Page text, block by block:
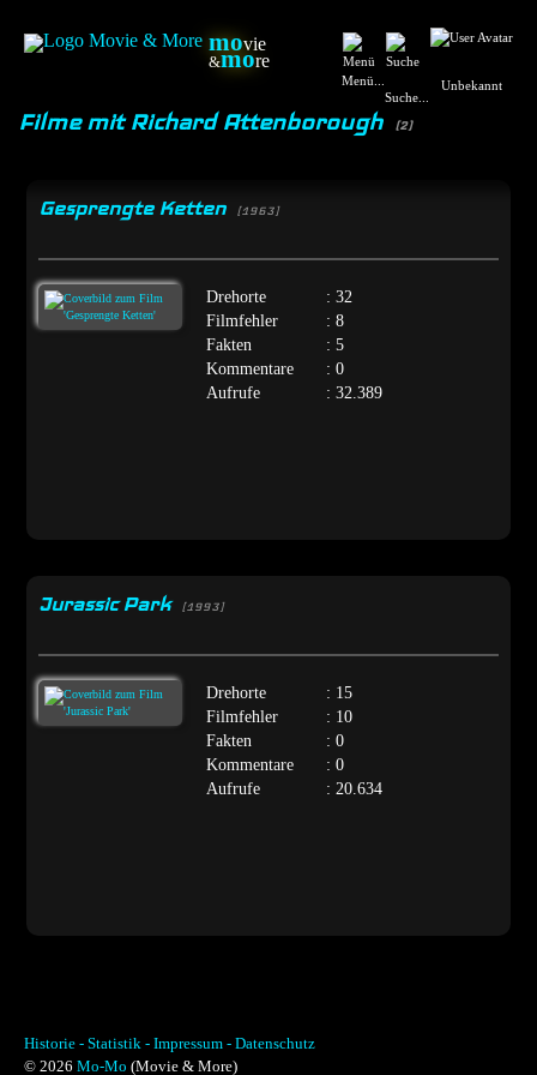
movie
&more
Menü...
Suche...
Unbekannt
Filme mit Richard Attenborough (2)
Gesprengte Ketten [1963]
Drehorte
: 32
Filmfehler
: 8
Fakten
: 5
Kommentare
: 0
Aufrufe
: 32.389
Jurassic Park [1993]
Drehorte
: 15
Filmfehler
: 10
Fakten
: 0
Kommentare
: 0
Aufrufe
: 20.634
Historie - Statistik - Impressum - Datenschutz
© 2026 Mo-Mo (Movie & More)